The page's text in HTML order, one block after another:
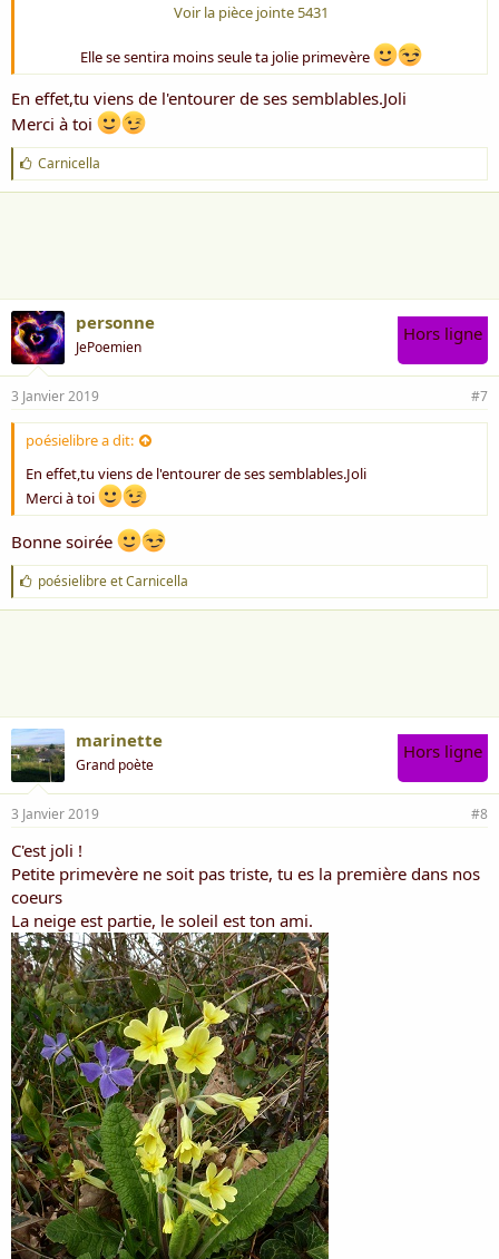
Voir la pièce jointe 5431
Elle se sentira moins seule ta jolie primevère
En effet,tu viens de l'entourer de ses semblables.Joli
Merci à toi
J
'
a
Carnicella
personne
JePoemien
Hors ligne
3 Janvier 2019 #7
poésielibre a dit:
En effet,tu viens de l'entourer de ses semblables.Joli
Merci à toi
Bonne soirée
J
'
a
poésielibreetCarnicella
marinette
Grand poète
Hors ligne
3 Janvier 2019 #8
C'est joli !
Petite primevère ne soit pas triste, tu es la première dans nos
coeurs
La neige est partie, le soleil est ton ami.